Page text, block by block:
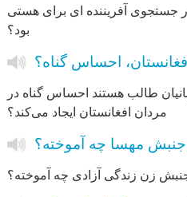
جستجوی آفریننده ای برای هستی
بود؟
احساس گناه؟
طالب هستند احساس گناه در
مردان افغانستان ایجاد می‌کند؟
جنبش مهسا چه آموخته؟
زن زندگی آزادی چه آموخته؟